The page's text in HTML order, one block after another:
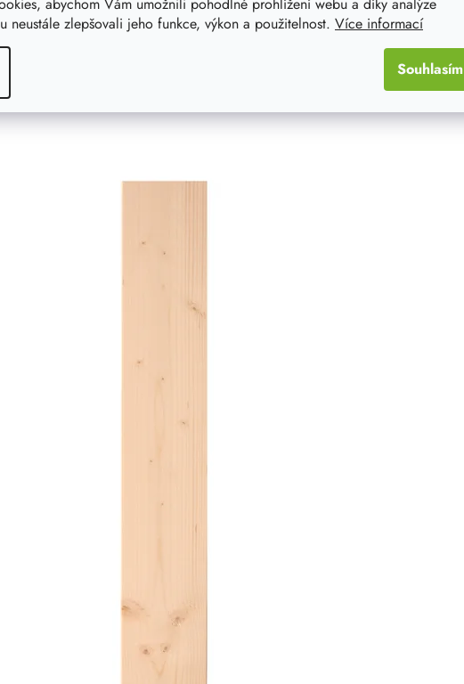
neustále zlepšovali jeho funkce, výkon a použitelnost. Více informací
Souhlasím